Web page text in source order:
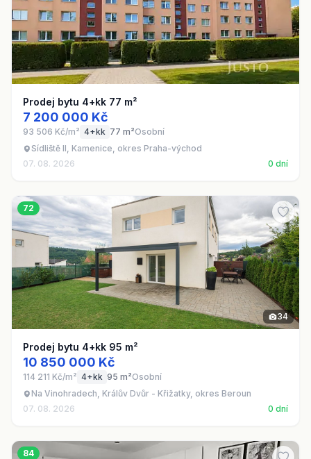
Prodej bytu 4+kk 77 m²
7 200 000 Kč
93 506 Kč/m² 4+kk 77 m²Osobní
Sídliště II, Kamenice, okres Praha-východ
07. 08. 2026
0 dní
72
34
Prodej bytu 4+kk 95 m²
10 850 000 Kč
114 211 Kč/m² 4+kk 95 m²Osobní
Na Vinohradech, Králův Dvůr - Křižatky, okres Beroun
07. 08. 2026
0 dní
84